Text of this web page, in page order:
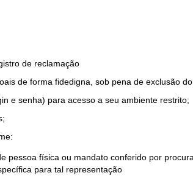
de reclamação
de forma fidedigna, sob pena de exclusão
e senha) para acesso a seu ambiente restrito;
pessoa física ou mandato conferido por
para tal representação